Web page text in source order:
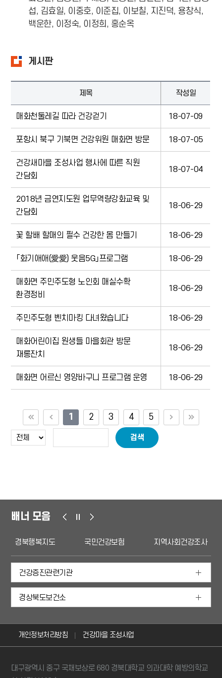
섭, 김효일, 이중호, 이준집, 이보칠, 지진덕, 용창식,
백운한, 이정숙, 이정희, 홍순옥
게시판
제목 작성일
매화천둘레길 따라 건강걷기 18-07-09
포항시 북구 기북면 건강위원 매화면 방문 18-07-05
건강새마을 조성사업 행사에 따른 직원
간담회
18-07-04
2018년 금연지도원 업무역량강화교육 및
간담회
18-06-29
꽃 할배 할매의 필수 건강한 몸 만들기 18-06-29
「화기애애(愛愛) 웃음5G」프로그램 18-06-29
매화면 주민주도형 노인회 매실수확
환경정비
18-06-29
주민주도형 벤치마킹 다녀왔습니다 18-06-29
매화어린이집 원생들 마을회관 방문
재롱잔치
18-06-29
매화면 어르신 영양바구니 프로그램 운영 18-06-29
1 2 3 4 5
검색
배너 모음
경북행복지도 국민건강보험 지역사회건강조사
건강증진관련기관
경상북도보건소
개인정보처리방침 건강마을 조성사업
대구광역시 중구 국채보상로 680 경북대학교 의과대학 예방의학교